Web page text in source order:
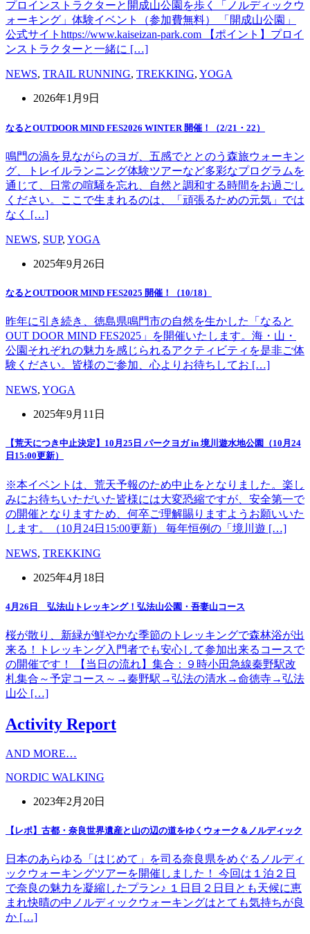
プロインストラクターと開成山公園を歩く「ノルディックウ
ォーキング」体験イベント（参加費無料） 「開成山公園」
公式サイトhttps://www.kaiseizan-park.com 【ポイント】プロイ
ンストラクターと一緒に […]
NEWS, TRAIL RUNNING, TREKKING, YOGA
2026年1月9日
なるとOUTDOOR MIND FES2026 WINTER 開催！（2/21・22）
鳴門の渦を見ながらのヨガ、五感でととのう森旅ウォーキン
グ、トレイルランニング体験ツアーなど多彩なプログラムを
通じて、日常の喧騒を忘れ、自然と調和する時間をお過ごし
ください。ここで生まれるのは、「頑張るための元気」では
なく […]
NEWS, SUP, YOGA
2025年9月26日
なるとOUTDOOR MIND FES2025 開催！（10/18）
昨年に引き続き、徳島県鳴門市の自然を生かした「なると
OUT DOOR MIND FES2025」を開催いたします。海・山・
公園それぞれの魅力を感じられるアクティビティを是非ご体
験ください。皆様のご参加、心よりお待ちしてお […]
NEWS, YOGA
2025年9月11日
【荒天につき中止決定】10月25日 パークヨガ in 境川遊水地公園（10月24
日15:00更新）
※本イベントは、荒天予報のため中止をとなりました。楽し
みにお待ちいただいた皆様には大変恐縮ですが、安全第一で
の開催となりますため、何卒ご理解賜りますようお願いいた
します。（10月24日15:00更新） 毎年恒例の「境川遊 […]
NEWS, TREKKING
2025年4月18日
4月26日 弘法山トレッキング！弘法山公園・吾妻山コース
桜が散り、新緑が鮮やかな季節のトレッキングで森林浴が出
来る！トレッキング入門者でも安心して参加出来るコースで
の開催です！ 【当日の流れ】集合：９時小田急線秦野駅改
札集合～予定コース～→秦野駅→弘法の清水→命徳寺→弘法
山公 […]
Activity Report
AND MORE…
NORDIC WALKING
2023年2月20日
【レポ】古都・奈良世界遺産と山の辺の道をゆくウォーク＆ノルディック
日本のあらゆる「はじめて」を司る奈良県をめぐるノルディ
ックウォーキングツアーを開催しました！ 今回は１泊２日
で奈良の魅力を凝縮したプラン♪ １日目２日目とも天候に恵
まれ快晴の中ノルディックウォーキングはとても気持ちが良
か […]